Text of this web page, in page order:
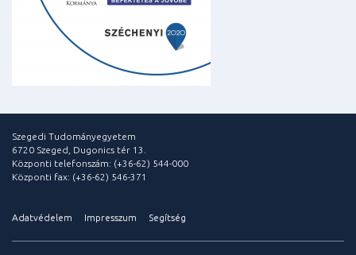
Szegedi Tudományegyetem
6720 Szeged, Dugonics tér 13.
Központi telefonszám: (+36-62) 544-000
Központi fax: (+36-62) 546-371
Adatvédelem Impresszum Segítség